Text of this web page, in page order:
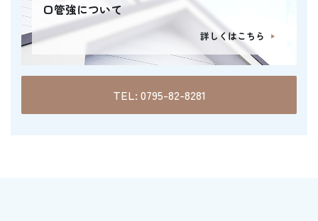
口管強について
詳しくはこちら
TEL: 0795-82-8281